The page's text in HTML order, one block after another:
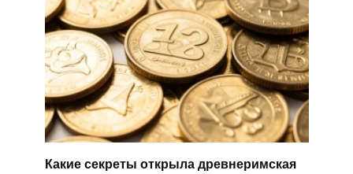
Какие секреты открыла древнеримская